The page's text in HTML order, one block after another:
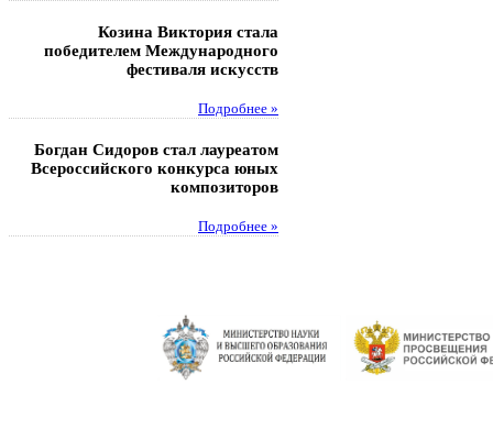
Козина Виктория стала
победителем Международного
фестиваля искусств
Подробнее »
Богдан Сидоров стал лауреатом
Всероссийского конкурса юных
композиторов
Подробнее »